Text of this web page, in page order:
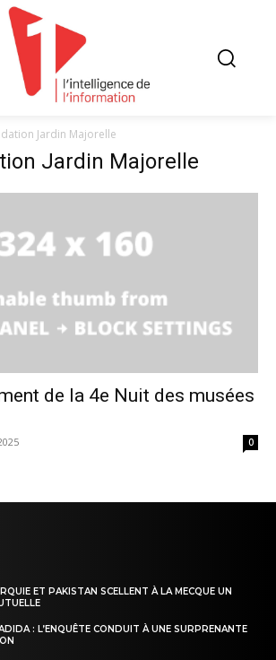
Jardin Majorelle
Jardin Majorelle
de la 4e Nuit des musées
0
ET PAKISTAN SCELLENT À LA MECQUE UN
: L’ENQUÊTE CONDUIT À UNE SURPRENANTE